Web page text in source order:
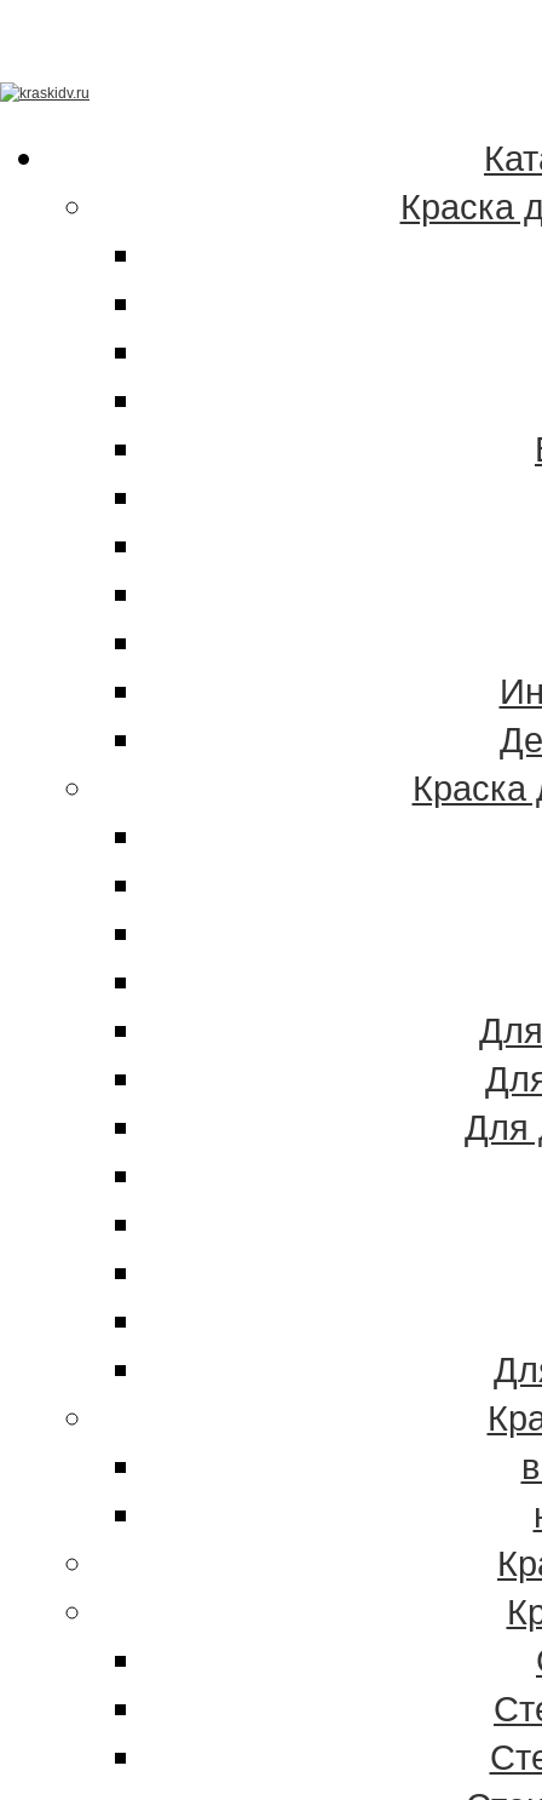
Краска
Краска
Для